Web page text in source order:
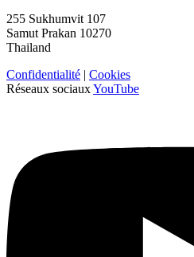
255 Sukhumvit 107
Samut Prakan 10270
Thailand
Confidentialité | Cookies
Réseaux sociauxYouTube